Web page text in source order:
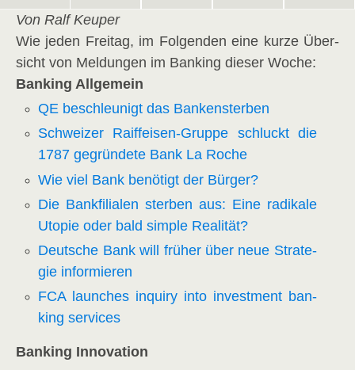
Von Ralf Keuper
Wie jeden Frei­tag, im Fol­gen­den eine kur­ze Über­
sicht von Mel­dun­gen im Ban­king die­ser Woche:
Ban­king Allgemein
QE beschleu­nigt das Bankensterben
Schwei­zer Raiff­ei­sen-Grup­pe schluckt die
1787 gegrün­de­te Bank La Roche
Wie viel Bank benö­tigt der Bürger?
Die Bank­fi­lia­len ster­ben aus: Eine radi­ka­le
Uto­pie oder bald simp­le Realität?
Deut­sche Bank will frü­her über neue Stra­te­
gie informieren
FCA laun­ches inquiry into invest­ment ban­
king services
Ban­king Innovation